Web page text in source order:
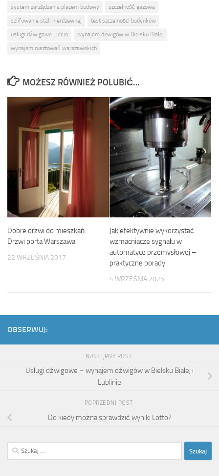
system zarządzania placem budowy
szczelność gazowa
szlifowanie stali nierdzewnej
test szczelności budynków
usługi dźwigowe Lublin
wynajem dźwigów w Bielsku Białej
wynajem rusztowań warszawskich
MOŻESZ RÓWNIEŻ POLUBIĆ…
Dobre drzwi do mieszkań.
Drzwi porta Warszawa
22 WRZEŚNIA 2017
Jak efektywnie wykorzystać
wzmacniacze sygnału w
automatyce przemysłowej –
praktyczne porady
4 WRZEŚNIA 2025
OBSERWUJ:
NASTĘPNY POST
Usługi dźwigowe – wynajem dźwigów w Bielsku Białej i
Lublinie
POPRZEDNI POST
Do kiedy można sprawdzić wyniki Lotto?
Szukaj: